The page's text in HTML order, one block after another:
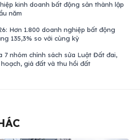
kinh doanh bất động sản thành lập
năm
Hơn 1.800 doanh nghiệp bất động
135,3% so với cùng kỳ
7 nhóm chính sách sửa Luật Đất đai,
giá đất và thu hồi đất